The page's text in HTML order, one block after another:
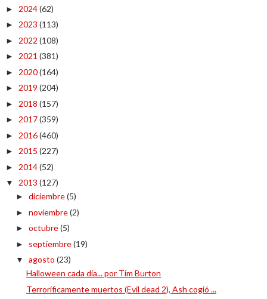
► 2024(62)
► 2023 (113)
► 2022 (108)
► 2021 (381)
► 2020(164)
► 2019 (204)
► 2018 (157)
► 2017(359)
► 2016(460)
► 2015 (227)
► 2014(52)
▼ 2013 (127)
► diciembre(5)
► noviembre(2)
► octubre(5)
► septiembre(19)
▼ agosto (23)
Halloween cada día... por Tim Burton
Terroríficamente muertos (Evil dead 2), Ash cogió ...